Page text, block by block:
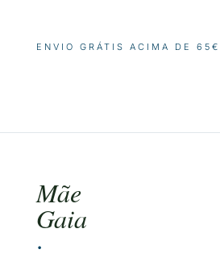
ENVIO GRÁTIS ACIMA DE 65€
Mãe
Gaia
·